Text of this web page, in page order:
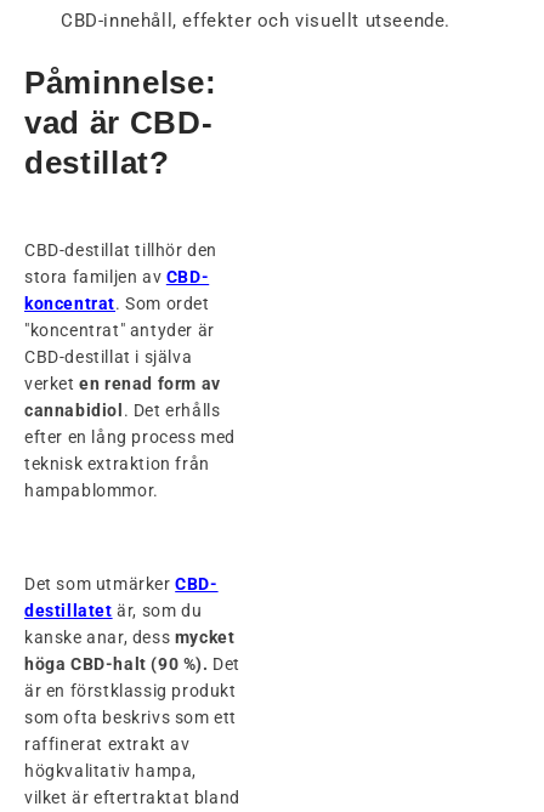
CBD-innehåll, effekter och visuellt utseende.
Påminnelse:
vad är CBD-
destillat?
CBD-destillat tillhör den
stora familjen av CBD-
koncentrat. Som ordet
"koncentrat" antyder är
CBD-destillat i själva
verketen renad form av
cannabidiol . Det erhålls
efter en lång process med
teknisk extraktion från
hampablommor.
Det som utmärkerCBD-
destillatet är, som du
kanske anar, dess mycket
höga CBD-halt (90 %). Det
är en förstklassig produkt
som ofta beskrivs som ett
raffinerat extrakt av
högkvalitativ hampa,
vilket är eftertraktat bland